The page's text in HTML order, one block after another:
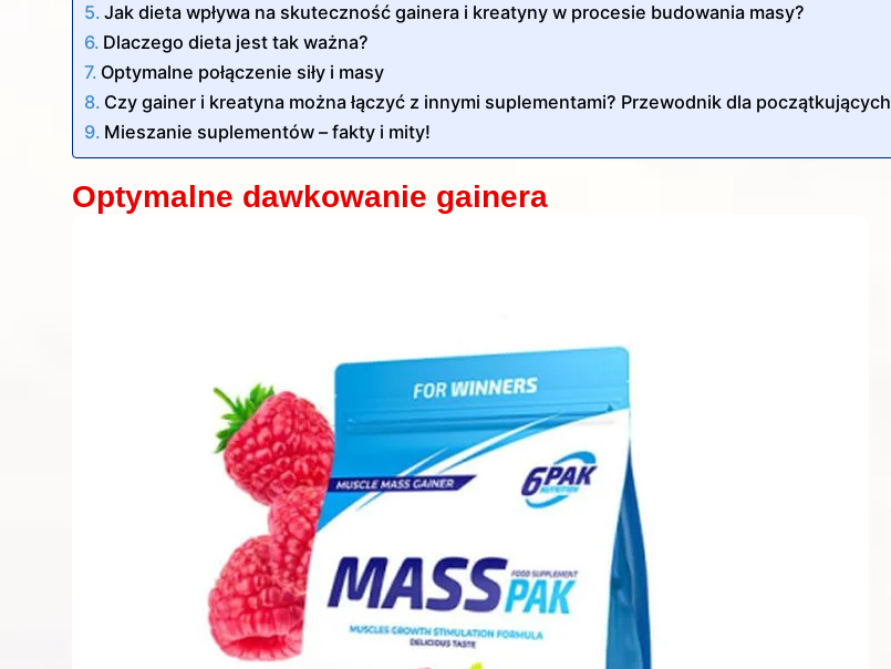
Jak dieta wpływa na skuteczność gainera i kreatyny w procesie budowania masy?
Dlaczego dieta jest tak ważna?
Optymalne połączenie siły i masy
Czy gainer i kreatyna można łączyć z innymi suplementami? Przewodnik dla początkujących
Mieszanie suplementów – fakty i mity!
Optymalne dawkowanie gainera